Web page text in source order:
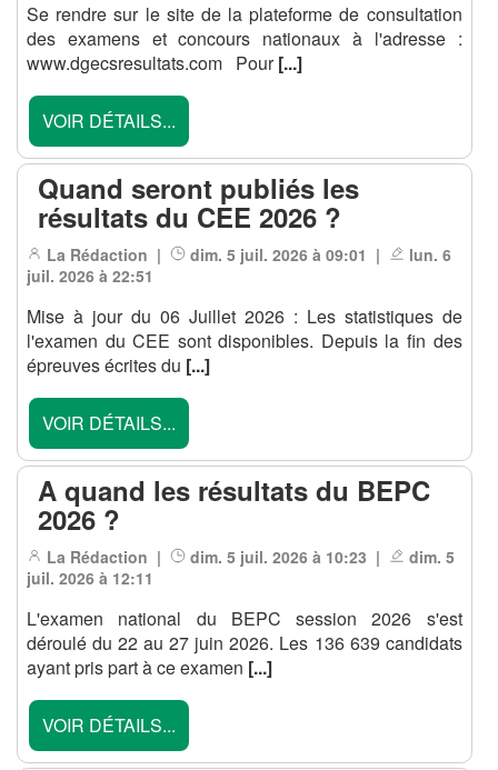
Se rendre sur le site de la plateforme de consultation
des examens et concours nationaux à l'adresse :
www.dgecsresultats.com Pour[...]
VOIR DÉTAILS...
Quand seront publiés les
résultats du CEE 2026 ?
La Rédaction | dim. 5 juil. 2026 à 09:01 |
lun. 6
juil. 2026 à 22:51
Mise à jour du 06 Juillet 2026 : Les statistiques de
l'examen du CEE sont disponibles. Depuis la fin des
épreuves écrites du [...]
VOIR DÉTAILS...
A quand les résultats du BEPC
2026 ?
La Rédaction | dim. 5 juil. 2026 à 10:23 |
dim. 5
juil. 2026 à 12:11
L'examen national du BEPC session 2026 s'est
déroulé du 22 au 27 juin 2026. Les 136 639 candidats
ayant pris part à ce examen [...]
VOIR DÉTAILS...